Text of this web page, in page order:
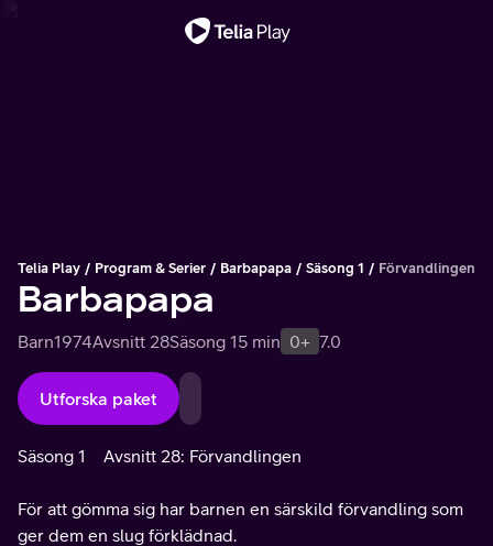
Telia Play Program & Serier Barbapapa Säsong 1 Förvandlingen
Barbapapa
Barn1974Avsnitt 28Säsong 15 min 0+ 7.0
Utforska paket
Säsong 1 Avsnitt 28: Förvandlingen
För att gömma sig har barnen en särskild förvandling som
ger dem en slug förklädnad.